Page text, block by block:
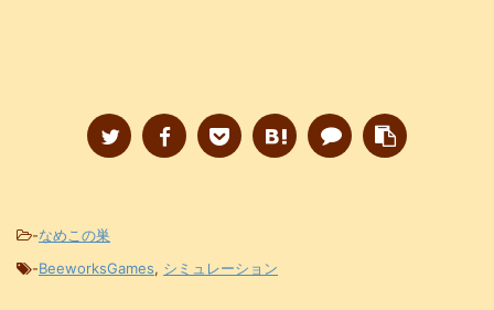
-なめこの巣
-BeeworksGames, シミュレーション